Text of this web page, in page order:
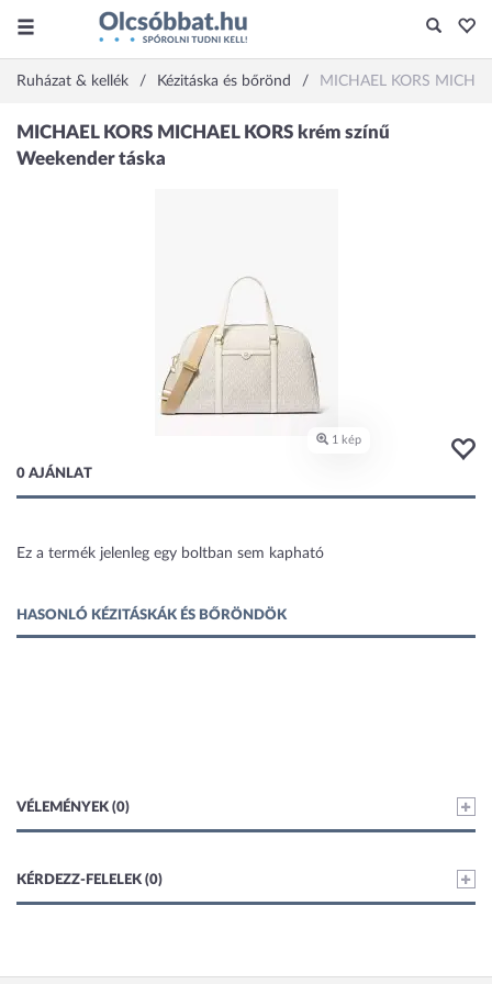
Ruházat & kellék Kézitáska és bőrönd MICHAEL KORS
0 AJÁNLAT
Ez a termék jelenleg egy boltban sem kapható
HASONLÓ KÉZITÁSKÁK ÉS BŐRÖNDÖK
VÉLEMÉNYEK (0)
KÉRDEZZ-FELELEK (0)